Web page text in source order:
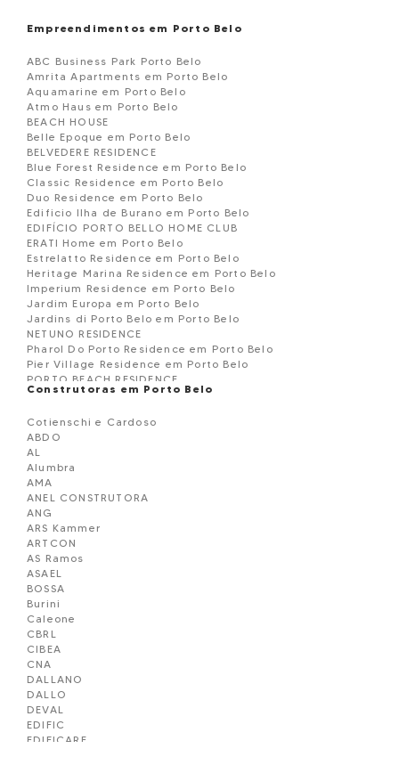
Empreendimentos em Porto Belo
ABC Business Park Porto Belo
Amrita Apartments em Porto Belo
Aquamarine em Porto Belo
Atmo Haus em Porto Belo
BEACH HOUSE
Belle Epoque em Porto Belo
BELVEDERE RESIDENCE
Blue Forest Residence em Porto Belo
Classic Residence em Porto Belo
Duo Residence em Porto Belo
Edificio Ilha de Burano em Porto Belo
EDIFÍCIO PORTO BELLO HOME CLUB
ERATI Home em Porto Belo
Estrelatto Residence em Porto Belo
Heritage Marina Residence em Porto Belo
Imperium Residence em Porto Belo
Jardim Europa em Porto Belo
Jardins di Porto Belo em Porto Belo
NETUNO RESIDENCE
Pharol Do Porto Residence em Porto Belo
Pier Village Residence em Porto Belo
PORTO BEACH RESIDENCE
Porto Di Grecia Residence em Porto Belo
Reserva do Arvoredo em Porto Belo
RESIDENCIAL TARUMÃ EM PORTO BELO
River View em Porto Belo
RIVERSIDE RESIDENCE
ROMA RESIDENZIALE EM PORTO BELO
RV. House Luxury Compact em Porto Belo
Sintra Residence em Porto Belo
Sunshine Apartaments em Porto Belo
The Empire Residence em Porto Belo
Construtoras em Porto Belo
Cotienschi e Cardoso
ABDO
AL
Alumbra
AMA
ANEL CONSTRUTORA
ANG
ARS Kammer
ARTCON
AS Ramos
ASAEL
BOSSA
Burini
Caleone
CBRL
CIBEA
CNA
DALLANO
DALLO
DEVAL
EDIFIC
EDIFICARE